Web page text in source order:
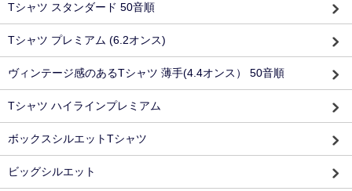
Tシャツ スタンダード 50音順
Tシャツ プレミアム (6.2オンス)
ヴィンテージ感のあるTシャツ 薄手(4.4オンス） 50音順
Tシャツ ハイラインプレミアム
ボックスシルエットTシャツ
ビッグシルエット